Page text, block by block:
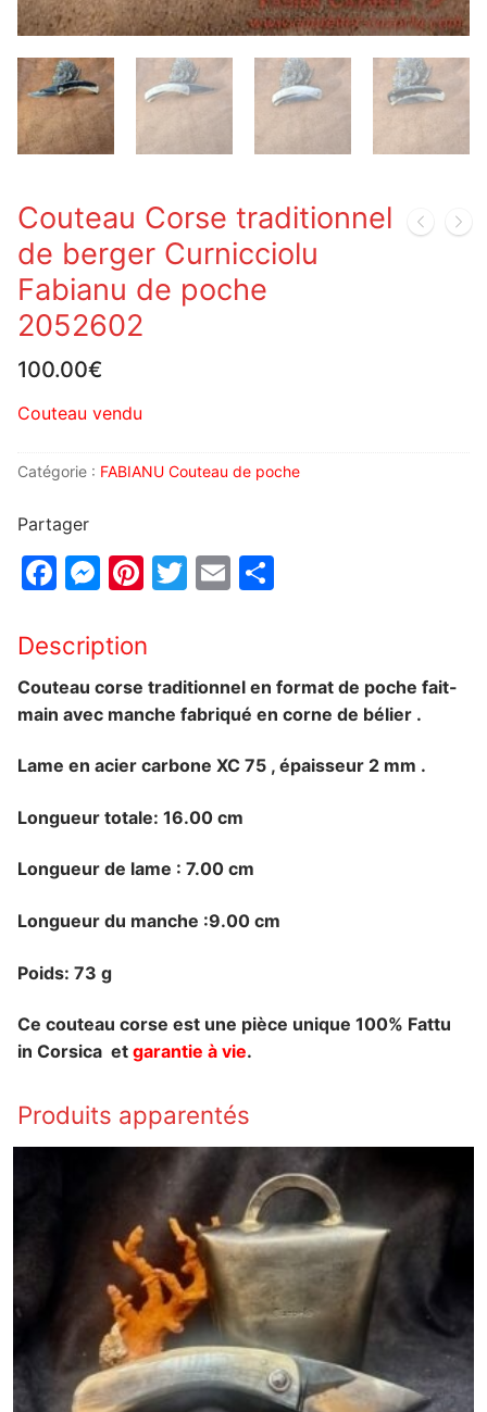
Couteau Corse traditionnel
de berger Curnicciolu
Fabianu de poche
2052602
100.00€
Couteau vendu
Catégorie : FABIANU Couteau de poche
Partager
Facebook
Messenger
Pinterest
Twitter
Email
Description
Couteau corse traditionnel en format de poche fait-
main avec manche fabriqué en corne de bélier .
Lame en acier carbone XC 75 , épaisseur 2 mm .
Longueur totale: 16.00 cm
Longueur de lame : 7.00 cm
Longueur du manche :9.00 cm
Poids: 73 g
Ce couteau corse est une pièce unique 100% Fattu
in Corsica et garantie à vie.
Produits apparentés